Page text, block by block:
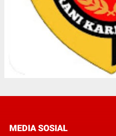
MEDIA SOSIAL